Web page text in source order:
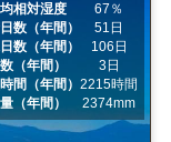
相対湿度
67％
数（年間）
51日
数（年間）
106日
（年間）
3日
間（年間）2215時間
（年間）
2374mm